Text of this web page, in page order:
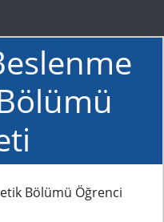
Bölümü Öğrenci